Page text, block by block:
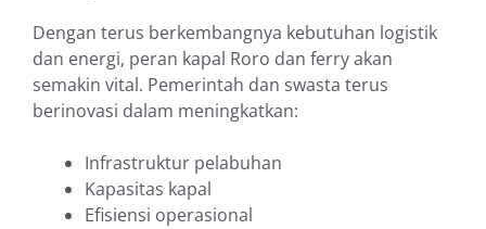
Dengan terus berkembangnya kebutuhan logistik
dan energi, peran kapal Roro dan ferry akan
semakin vital. Pemerintah dan swasta terus
berinovasi dalam meningkatkan:
Infrastruktur pelabuhan
Kapasitas kapal
Efisiensi operasional